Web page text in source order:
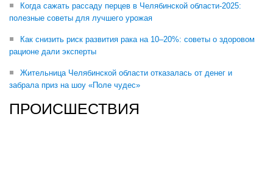
Когда сажать рассаду перцев в Челябинской области-2025:
полезные советы для лучшего урожая
Как снизить риск развития рака на 10–20%: советы о здоровом
рационе дали эксперты
Жительница Челябинской области отказалась от денег и
забрала приз на шоу «Поле чудес»
ПРОИСШЕСТВИЯ